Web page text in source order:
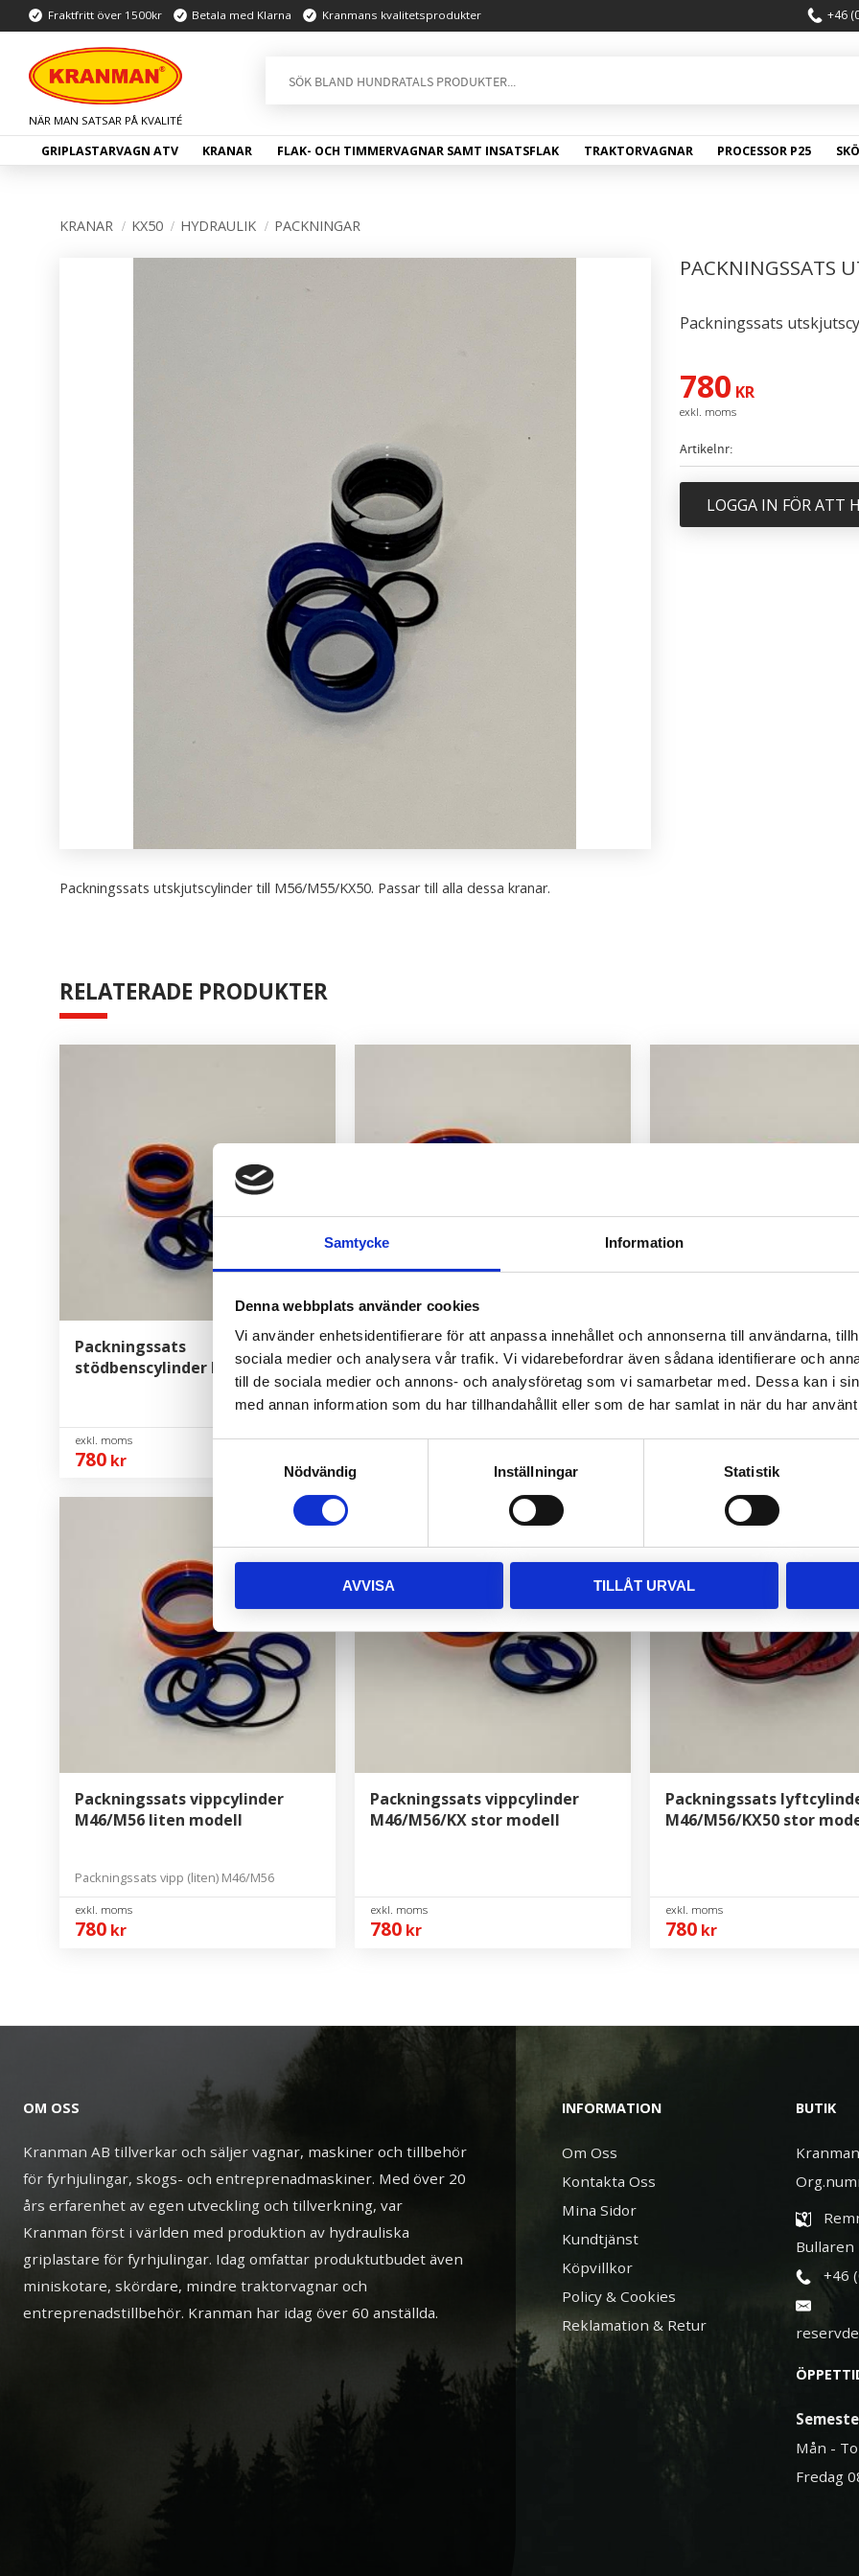
Samtycke Information
Denna webbplats använder cookies
Vi använder enhetsidentifierare för att anpassa innehållet och annonserna till användarna,
sociala medier och analysera vår trafik. Vi vidarebefordrar även sådana identifierare och
till de sociala medier och annons- och analysföretag som vi samarbetar med. Dessa kan i
med annan information som du har tillhandahållit eller som de har samlat in när du har
Nödvändig
Inställningar Statistik
AVVISA TILLÅT URVAL
Fraktfritt över 1500kr Betala med Klarna Kranmans kvalitetsprodukter +46
GRIPLASTARVAGN ATV KRANAR FLAK- OCH TIMMERVAGNAR SAMT INSATSFLAK TRAKTORVAGNAR PROCESSOR P25
KRANAR KX50 HYDRAULIK PACKNINGAR
PACKNINGSSATS
Packningssats
780 KR
Artikelnr
LOGGA IN FÖR ATT
Packningssats utskjutscylinder till M56/M55/KX50. Passar till alla dessa kranar.
RELATERADE PRODUKTER
Packningssats
stödbenscylinder M46/M56
780 kr
Packningssats svängcylinder
M46/M56/KX50 stor modell
Packningssats
M46-M56 liten modell
Packningssats vippcylinder
M46/M56 liten modell
Packningssats vipp (liten) M46/M56
780 kr
Packningssats vippcylinder
M46/M56/KX stor modell
780 kr
Packningssats
M46/M56/KX50 stor
780 kr
OM OSS
Kranman AB tillverkar och säljer vagnar, maskiner och tillbehör
för fyrhjulingar, skogs- och entreprenadmaskiner. Med över 20
års erfarenhet av egen utveckling och tillverkning, var
Kranman först i världen med produktion av hydrauliska
griplastare för fyrhjulingar. Idag omfattar produktutbudet även
miniskotare, skördare, mindre traktorvagnar och
entreprenadstillbehör. Kranman har idag över 60 anställda.
INFORMATION
Om Oss
Kontakta Oss
Mina Sidor
Kundtjänst
Köpvillkor
Policy & Cookies
Reklamation & Retur
BUTIK
Bullaren
+46
Mån -
Fredag